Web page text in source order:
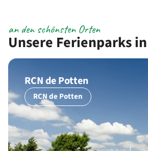
Unsere Ferienparks
an den schönsten Orten
RCN de Potten
RCN de Potten